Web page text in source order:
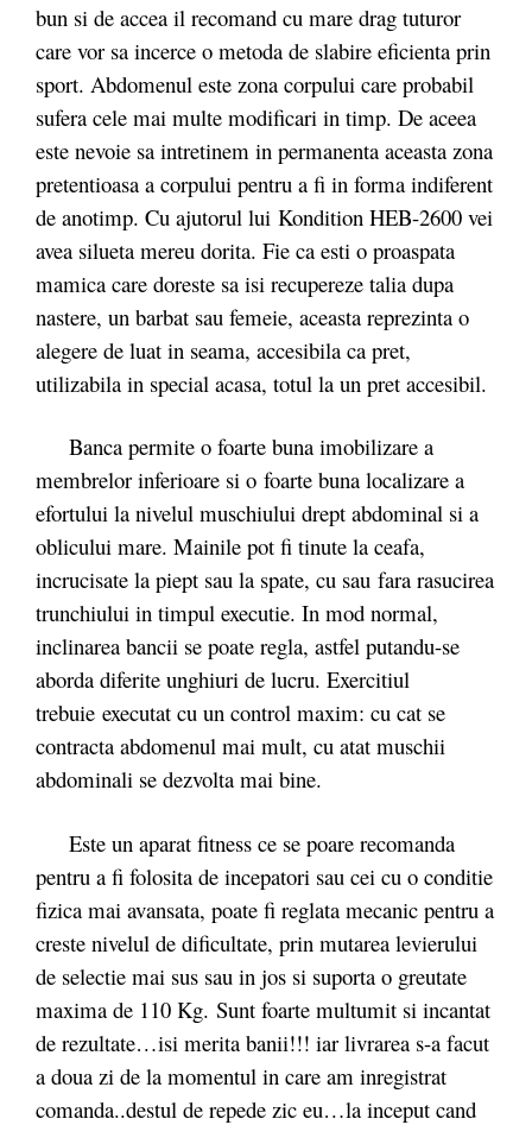
bun si de accea il recomand cu mare drag tuturor
care vor sa incerce o metoda de slabire eficienta prin
sport. Abdomenul este zona corpului care probabil
sufera cele mai multe modificari in timp. De aceea
este nevoie sa intretinem in permanenta aceasta zona
pretentioasa a corpului pentru a fi in forma indiferent
de anotimp. Cu ajutorul lui Kondition HEB-2600 vei
avea silueta mereu dorita. Fie ca esti o proaspata
mamica care doreste sa isi recupereze talia dupa
nastere, un barbat sau femeie, aceasta reprezinta o
alegere de luat in seama, accesibila ca pret,
utilizabila in special acasa, totul la un pret accesibil.
Banca permite o foarte buna imobilizare a
membrelor inferioare si o foarte buna localizare a
efortului la nivelul muschiului drept abdominal si a
oblicului mare. Mainile pot fi tinute la ceafa,
incrucisate la piept sau la spate, cu sau fara rasucirea
trunchiului in timpul executie. In mod normal,
inclinarea bancii se poate regla, astfel putandu-se
aborda diferite unghiuri de lucru. Exercitiul
trebuie executat cu un control maxim: cu cat se
contracta abdomenul mai mult, cu atat muschii
abdominali se dezvolta mai bine.
Este un aparat fitness ce se poare recomanda
pentru a fi folosita de incepatori sau cei cu o conditie
fizica mai avansata, poate fi reglata mecanic pentru a
creste nivelul de dificultate, prin mutarea levierului
de selectie mai sus sau in jos si suporta o greutate
maxima de 110 Kg. Sunt foarte multumit si incantat
de rezultate…isi merita banii!!! iar livrarea s-a facut
a doua zi de la momentul in care am inregistrat
comanda..destul de repede zic eu…la inceput cand